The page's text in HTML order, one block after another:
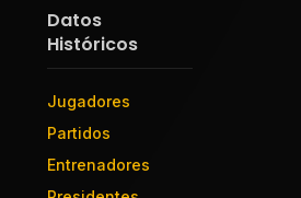
Datos
Históricos
Jugadores
Partidos
Entrenadores